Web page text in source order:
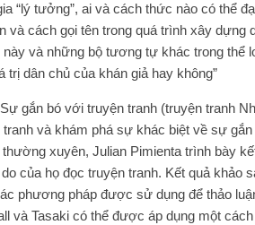
“lý tưởng”, ai và cách thức nào có thể
và cách gọi tên trong quá trình xây dựng
này và những bộ tương tự khác trong thể
trị dân chủ của khán giả hay không”
gắn bó với truyện tranh (truyện tranh
tranh và khám phá sự khác biệt về sự
thường xuyên, Julian Pimienta trình bày
của họ đọc truyện tranh. Kết quả khảo
phương pháp được sử dụng để thảo
và Tasaki có thể được áp dụng một